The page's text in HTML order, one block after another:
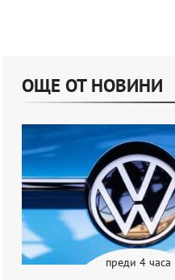
ОЩЕ ОТ НОВИНИ
преди 4 часа